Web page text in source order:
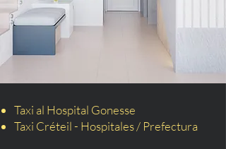
Taxi al Hospital Gonesse
Taxi Créteil - Hospitales / Prefectura